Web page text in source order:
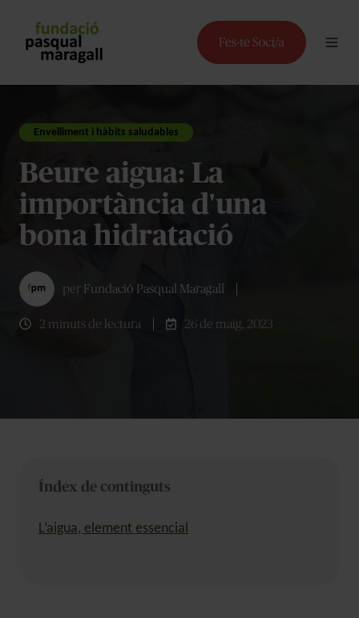
Envelliment i hàbits saludables
Beure aigua: La
importància d'una
bona hidratació
per Fundació Pasqual Maragall
2 minuts de lectura 26 de maig, 2023
Índex de continguts
L’aigua, element essencial